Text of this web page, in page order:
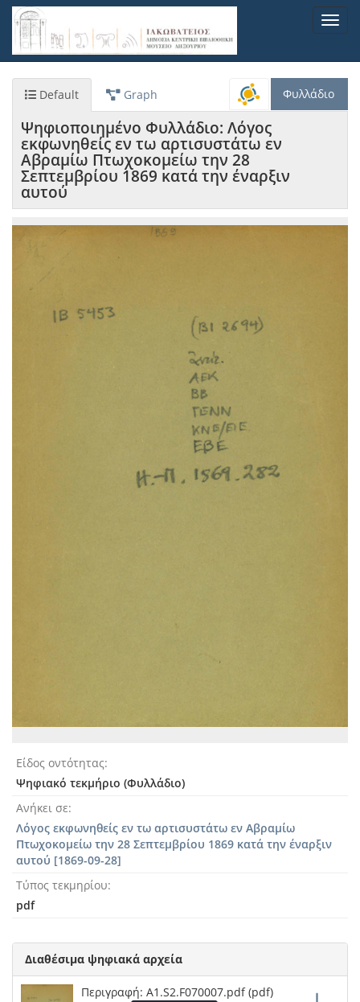
Παράκαμψη
προς
κυρίως
Default Graph Φυλλάδιο
Ψηφιοποιημένο Φυλλάδιο: Λόγος
εκφωνηθείς εν τω αρτισυστάτω εν
Αβραμίω Πτωχοκομείω την 28
Σεπτεμβρίου 1869 κατά την έναρξιν
αυτού
Είδος οντότητας
Ψηφιακό τεκμήριο (Φυλλάδιο)
Ανήκει σε
Λόγος εκφωνηθείς εν τω αρτισυστάτω εν Αβραμίω
Πτωχοκομείω την 28 Σεπτεμβρίου 1869 κατά την έναρξιν
αυτού [1869-09-28]
Τύπος τεκμηρίου
pdf
Διαθέσιμα ψηφιακά αρχεία
Περιγραφή: A1.S2.F070007.pdf (pdf)